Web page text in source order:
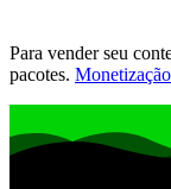
Para vender seu
pacotes. Monetização